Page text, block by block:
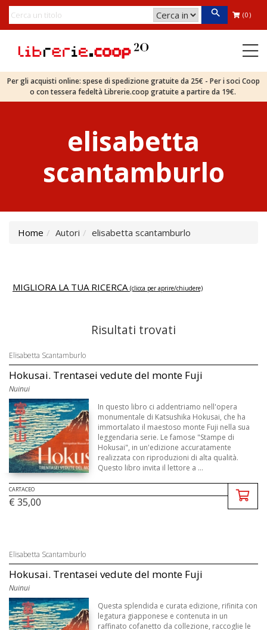
(0)
Per gli acquisti online: spese di spedizione gratuite da 25€ - Per i soci Coop
o con tessera fedeltà Librerie.coop gratuite a partire da 19€.
elisabetta
scantamburlo
Home Autori elisabetta scantamburlo
MIGLIORA LA TUA RICERCA (clicca per aprire/chiudere)
Risultati trovati
Elisabetta Scantamburlo
Hokusai. Trentasei vedute del monte Fuji
Nuinui
In questo libro ci addentriamo nell'opera
monumentale di Katsushika Hokusai, che ha
immortalato il maestoso monte Fuji nella sua
leggendaria serie. Le famose "Stampe di
Hokusai", in un'edizione accuratamente
realizzata con riproduzioni di alta qualità.
Questo libro invita il lettore a ...
CARTACEO
€ 35,00
Elisabetta Scantamburlo
Hokusai. Trentasei vedute del monte Fuji
Nuinui
Questa splendida e curata edizione, rifinita con
legatura giapponese e contenuta in un
raffinato cofanetto da collezione, raccoglie le